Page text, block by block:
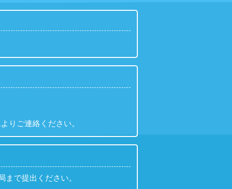
りご連絡ください。
まで提出ください。